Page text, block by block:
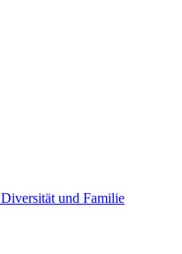
und Familie